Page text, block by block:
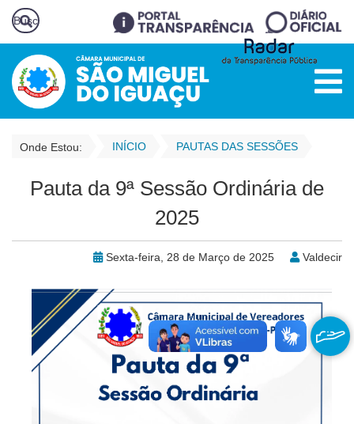
Onde Estou: INÍCIO PAUTAS DAS SESSÕES
Pauta da 9ª Sessão Ordinária de
2025
Valdecir
Sexta-feira, 28 de Março de 2025